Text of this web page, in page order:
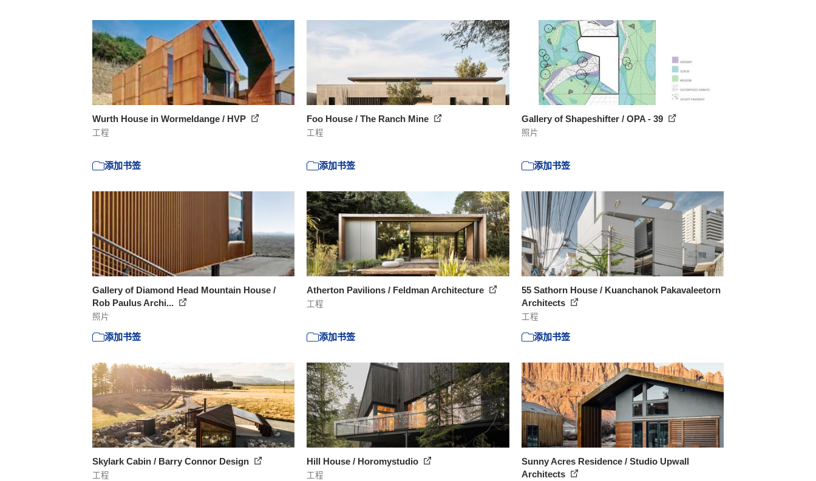
Wurth House in Wormeldange / HVP
工程
添加书签
Foo House / The Ranch Mine
工程
添加书签
Gallery of Shapeshifter / OPA - 39
照片
添加书签
Gallery of Diamond Head Mountain House /
Rob Paulus Archi...
照片
添加书签
Atherton Pavilions / Feldman Architecture
工程
添加书签
55 Sathorn House / Kuanchanok Pakavaleetorn
Architects
工程
添加书签
Skylark Cabin / Barry Connor Design
工程
Hill House / Horomystudio
工程
Sunny Acres Residence / Studio Upwall
Architects